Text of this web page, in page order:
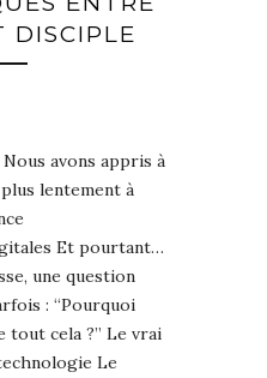
DISCIPLE
avons appris à
lentement à
Et pourtant…
une question
: “Pourquoi
tout cela ?” Le vrai
Le